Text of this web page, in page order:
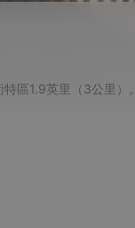
區1.9英里（3公里）。